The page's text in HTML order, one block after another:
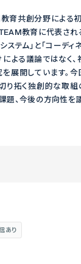
育共創分野による初
教育に代表さ
ステム」と「コーディ
よる議論ではなく
展開しています。今
り拓く独創的な取組
題、今後の方向性を
あり